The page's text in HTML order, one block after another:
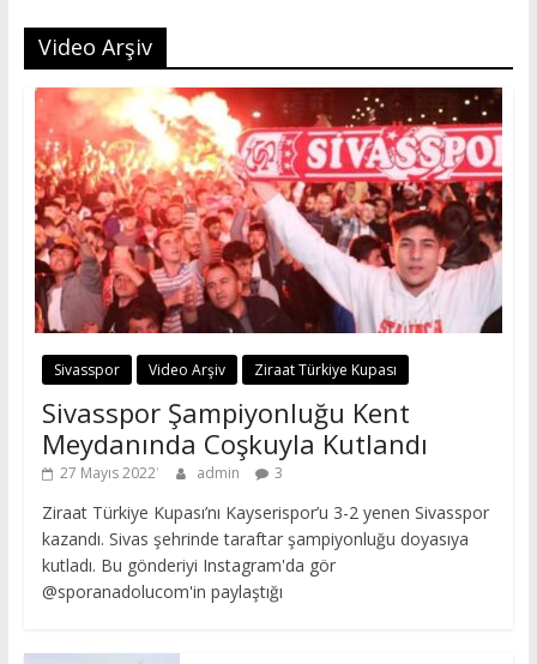
Video Arşiv
Sivasspor Video Arşiv Ziraat Türkiye Kupası
Sivasspor Şampiyonluğu Kent
Meydanında Coşkuyla Kutlandı
27 Mayıs 2022 admin 3
Ziraat Türkiye Kupası’nı Kayserispor’u 3-2 yenen Sivasspor
kazandı. Sivas şehrinde taraftar şampiyonluğu doyasıya
kutladı. Bu gönderiyi Instagram'da gör
@sporanadolucom'in paylaştığı